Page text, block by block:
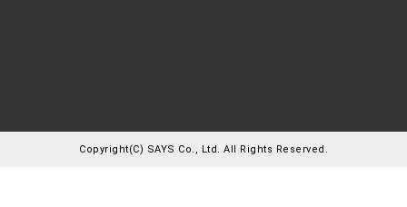
Copyright(C) SAYS Co., Ltd. All Rights Reserved.